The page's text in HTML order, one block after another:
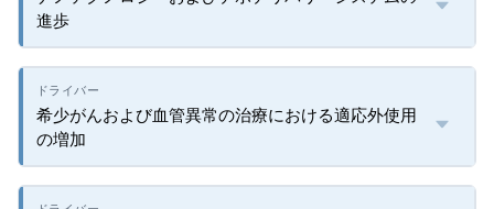
進歩
希少がんおよび血管異常の治療における適応外使用
の増加